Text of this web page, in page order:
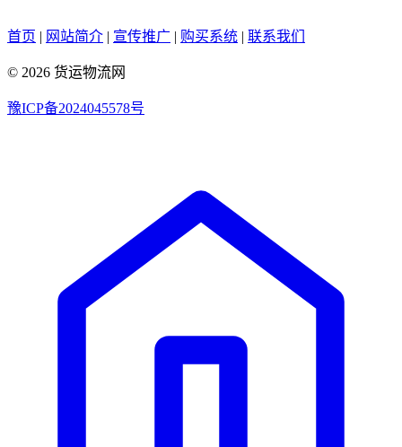
首页 | 网站简介 | 宣传推广 | 购买系统 | 联系我们
© 2026 货运物流网
豫ICP备2024045578号